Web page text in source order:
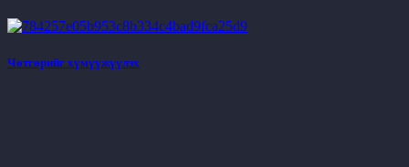
Чөтгөрийг хүмүүжүүлэх